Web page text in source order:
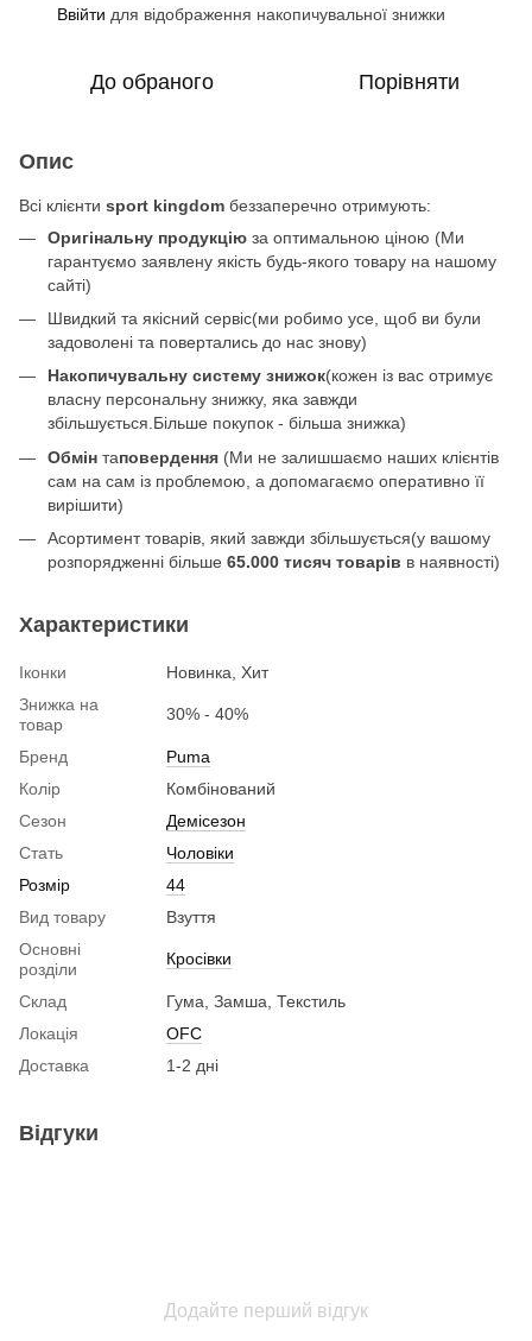
Ввійти для відображення накопичувальної знижки
До обраного Порівняти
Опис
Всі клієнти sport kingdom беззаперечно отримують:
Оригінальну продукцію за оптимальною ціною (Ми
гарантуємо заявлену якість будь-якого товару на нашому
сайті)
Швидкий та якісний сервіс(ми робимо усе, щоб ви були
задоволені та повертались до нас знову)
Накопичувальну систему знижок(кожен із вас отримує
власну персональну знижку, яка завжди
збільшується.Більше покупок - більша знижка)
Обмін таповердення (Ми не залишшаємо наших клієнтів
сам на сам із проблемою, а допомагаємо оперативно її
вирішити)
Асортимент товарів, який завжди збільшується(у вашому
розпорядженні більше 65.000 тисяч товарів в наявності)
Характеристики
Іконки
Новинка, Хит
Знижка на
товар
30% - 40%
Бренд
Puma
Колір
Комбінований
Сезон
Демісезон
Стать
Чоловіки
Розмір
44
Вид товару
Взуття
Основні
розділи
Кросівки
Склад
Гума, Замша, Текстиль
Локація
OFC
Доставка
1-2 дні
Відгуки
Додайте перший відгук